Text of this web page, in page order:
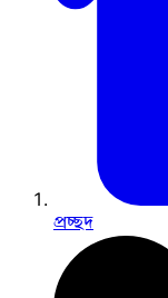
প্রচ্ছদ